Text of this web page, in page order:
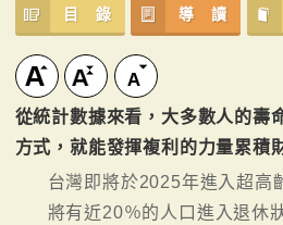
目 錄 導 讀
從統計數據來看，大多數人的壽
方式，就能發揮複利的力量累積
台灣即將於2025年進入超高
將有近20％的人口進入退休